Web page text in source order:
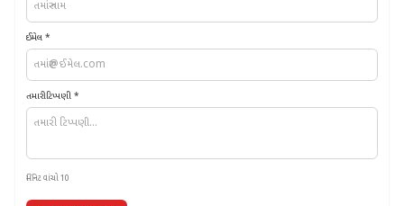
ઈમેલ *
તમારી ટિપ્પણી *
મિનિટ વાંચો 10